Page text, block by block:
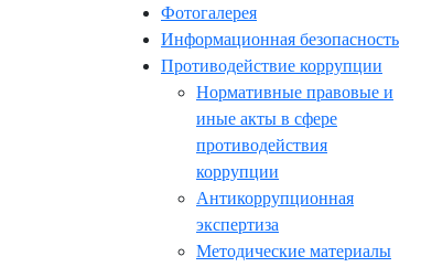
Фотогалерея
Информационная безопасность
Противодействие коррупции
Нормативные правовые и
иные акты в сфере
противодействия
коррупции
Антикоррупционная
экспертиза
Методические материалы